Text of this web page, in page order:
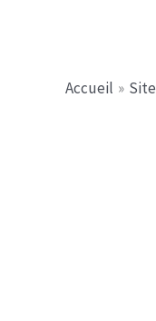
Accueil Site